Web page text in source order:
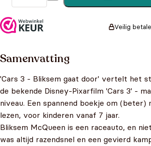
Veilig
Samenvatting
'Cars 3 - Bliksem gaat door' vertelt het
de bekende Disney-Pixarfilm 'Cars 3' -
niveau. Een spannend boekje om (beter)
lezen, voor kinderen vanaf 7 jaar.
Bliksem McQueen is een raceauto, en
was altijd razendsnel en een gevierd